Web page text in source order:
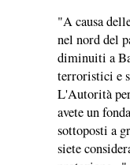
"A causa
nel nord del
diminuiti a
terroristici e
L'Autorità
avete un
sottoposti a
siete